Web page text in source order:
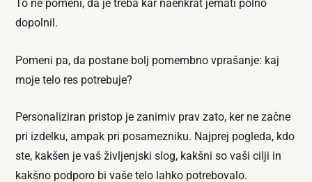
To ne pomeni, da je treba kar naenkrat jemati polno
dopolnil.
Pomeni pa, da postane bolj pomembno vprašanje: kaj
moje telo res potrebuje?
Personaliziran pristop je zanimiv prav zato, ker ne začne
pri izdelku, ampak pri posamezniku. Najprej pogleda, kdo
ste, kakšen je vaš življenjski slog, kakšni so vaši cilji in
kakšno podporo bi vaše telo lahko potrebovalo.